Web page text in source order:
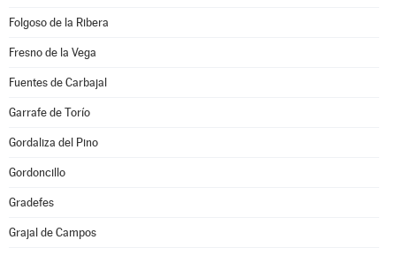
Folgoso de la Ribera
Fresno de la Vega
Fuentes de Carbajal
Garrafe de Torío
Gordaliza del Pino
Gordoncillo
Gradefes
Grajal de Campos